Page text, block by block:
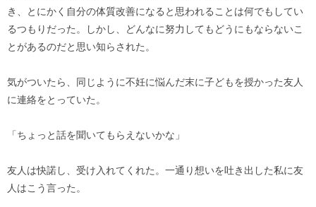
き、とにかく自分の体質改善になると思われることは何でもしてい
るつもりだった。しかし、どんなに努力してもどうにもならないこ
とがあるのだと思い知らされた。
気がついたら、同じように不妊に悩んだ末に子どもを授かった友人
に連絡をとっていた。
「ちょっと話を聞いてもらえないかな」
友人は快諾し、受け入れてくれた。一通り想いを吐き出した私に友
人はこう言った。